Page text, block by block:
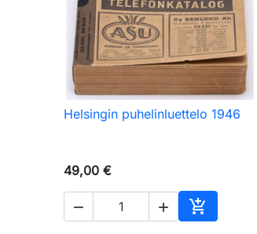
 Pikakatselu
Helsingin puhelinluettelo 1946
49,00 €
  
Ostoskoriin